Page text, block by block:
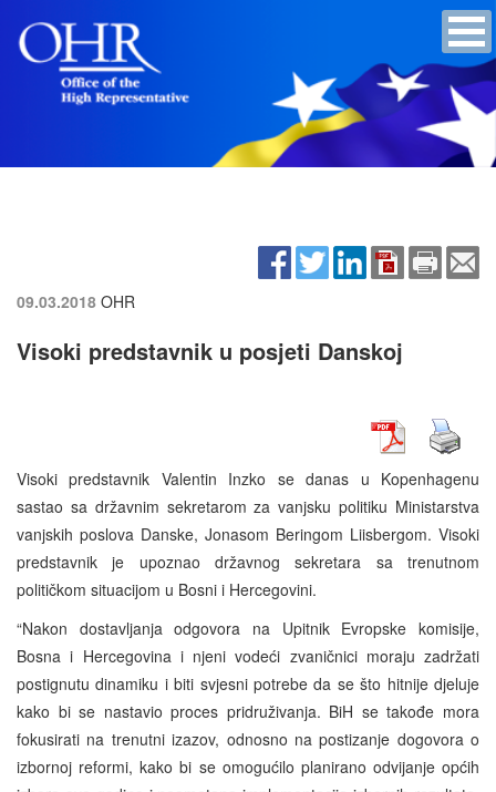
09.03.2018 OHR
Visoki predstavnik u posjeti Danskoj
Visoki predstavnik Valentin Inzko se danas u Kopenhagenu
sastao sa državnim sekretarom za vanjsku politiku Ministarstva
vanjskih poslova Danske, Jonasom Beringom Liisbergom. Visoki
predstavnik je upoznao državnog sekretara sa trenutnom
političkom situacijom u Bosni i Hercegovini.
“Nakon dostavljanja odgovora na Upitnik Evropske komisije,
Bosna i Hercegovina i njeni vodeći zvaničnici moraju zadržati
postignutu dinamiku i biti svjesni potrebe da se što hitnije djeluje
kako bi se nastavio proces pridruživanja. BiH se takođe mora
fokusirati na trenutni izazov, odnosno na postizanje dogovora o
izbornoj reformi, kako bi se omogućilo planirano odvijanje općih